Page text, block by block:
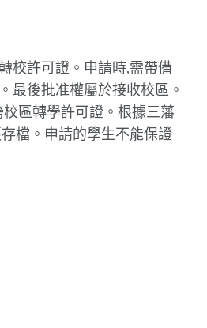
校許可證。申請時,需帶備
最後批准權屬於接收校區。
區轉學許可證。根據三藩
檔。申請的學生不能保證